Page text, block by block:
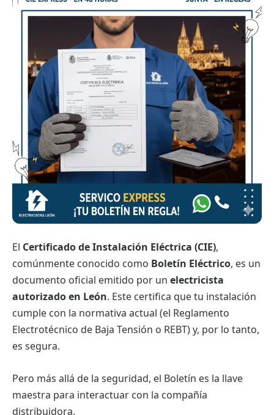
El Certificado de Instalación Eléctrica (CIE),
comúnmente conocido como Boletín Eléctrico, es un
documento oficial emitido por un electricista
autorizado en León. Este certifica que tu instalación
cumple con la normativa actual (el Reglamento
Electrotécnico de Baja Tensión o REBT) y, por lo tanto,
es segura.
Pero más allá de la seguridad, el Boletín es la llave
maestra para interactuar con la compañía
distribuidora.